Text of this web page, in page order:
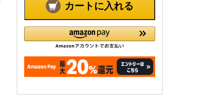
カートに入れる